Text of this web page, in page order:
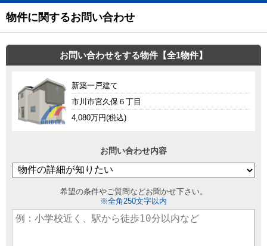
物件に関するお問い合わせ
お問い合わせをする物件【全1物件】
新築一戸建て
市川市宮久保６丁目
4,080万円(税込)
お問い合わせ内容
希望の条件やご質問などお聞かせ下さい。
※全角250文字以内